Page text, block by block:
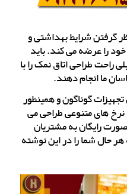
گرفتن شرایط بهداشتی و
را عرضه می کند. باید
راحت طراحی اتاق نمک را با
ما انجام دهند.
گوناگون و همینطور
نرخ های متنوعی طراحی می
رایگان به مشتریان
هر حال شما را در این نوشته